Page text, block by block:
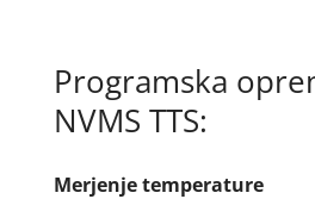
Programska
NVMS TTS:
Merjenje temperature